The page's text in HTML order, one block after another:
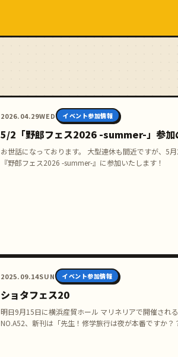
2026.04.29WED イベント参加情報
5/2「野郎フェス2026 -summer-」参加
お世話になっております。 大型連休も間近ですが、5
『野郎フェス2026 -summer-』に参加いたします！
2025.09.14SUN イベント参加情報
ショタフェス20
明日9月15日に横浜産貿ホール マリネリアで開催され
NO.A52、新刊は「先生！修学旅行は夜が本番ですか？